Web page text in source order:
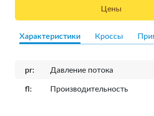
Цены
Характеристики Кроссы
pr: Давление потока
fl: Производительность